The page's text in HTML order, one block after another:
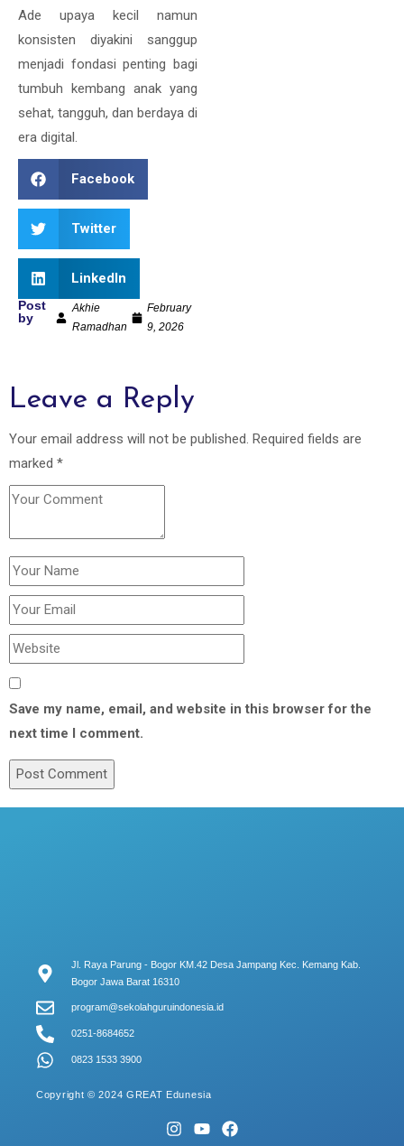
Ade upaya kecil namun
konsisten diyakini sanggup
menjadi fondasi penting bagi
tumbuh kembang anak yang
sehat, tangguh, dan berdaya di
era digital.
Facebook
Twitter
LinkedIn
Post
by
Akhie
Ramadhan
February
9, 2026
Leave a Reply
Your email address will not be published. Required fields are
marked *
Save my name, email, and website in this browser for the
next time I comment.
Jl. Raya Parung - Bogor KM.42 Desa Jampang Kec. Kemang Kab.
Bogor Jawa Barat 16310
program@sekolahguruindonesia.id
0251-8684652
0823 1533 3900
Copyright © 2024 GREAT Edunesia